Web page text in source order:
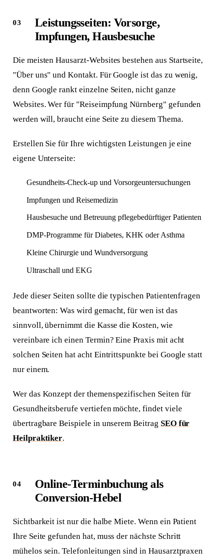
Leistungsseiten: Vorsorge,
Impfungen, Hausbesuche
Die meisten Hausarzt-Websites bestehen aus Startseite,
"Über uns" und Kontakt. Für Google ist das zu wenig,
denn Google rankt einzelne Seiten, nicht ganze
Websites. Wer für "Reiseimpfung Nürnberg" gefunden
werden will, braucht eine Seite zu diesem Thema.
Erstellen Sie für Ihre wichtigsten Leistungen je eine
eigene Unterseite:
Gesundheits-Check-up und Vorsorgeuntersuchungen
Impfungen und Reisemedizin
Hausbesuche und Betreuung pflegebedürftiger Patienten
DMP-Programme für Diabetes, KHK oder Asthma
Kleine Chirurgie und Wundversorgung
Ultraschall und EKG
Jede dieser Seiten sollte die typischen Patientenfragen
beantworten: Was wird gemacht, für wen ist das
sinnvoll, übernimmt die Kasse die Kosten, wie
vereinbare ich einen Termin? Eine Praxis mit acht
solchen Seiten hat acht Eintrittspunkte bei Google statt
nur einem.
Wer das Konzept der themenspezifischen Seiten für
Gesundheitsberufe vertiefen möchte, findet viele
übertragbare Beispiele in unserem Beitrag SEO für
Heilpraktiker.
Online-Terminbuchung als
Conversion-Hebel
Sichtbarkeit ist nur die halbe Miete. Wenn ein Patient
Ihre Seite gefunden hat, muss der nächste Schritt
mühelos sein. Telefonleitungen sind in Hausarztpraxen